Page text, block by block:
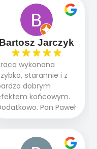
oczekiwaniami. Prace
przebiegały sprawnie
dzięki temu,że firma
działa kompleksowo :
ogrodnictwo,nawodnienie,
brukarstwo.Efekt
przerósł
oczekiwania.
tę firmę
, którzy
o pięknym
Bartosz Jarczyk
wykonana
starannie i z
dobrym
końcowym.
Pan Paweł
udziela porad